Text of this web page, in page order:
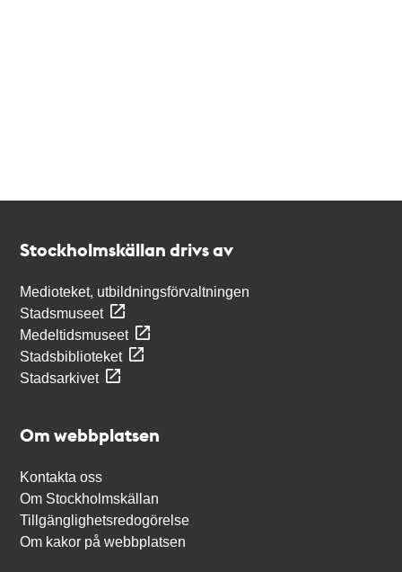
Stockholmskällan drivs av
Medioteket, utbildningsförvaltningen
Stadsmuseet
Medeltidsmuseet
Stadsbiblioteket
Stadsarkivet
Om webbplatsen
Kontakta oss
Om Stockholmskällan
Tillgänglighetsredogörelse
Om kakor på webbplatsen